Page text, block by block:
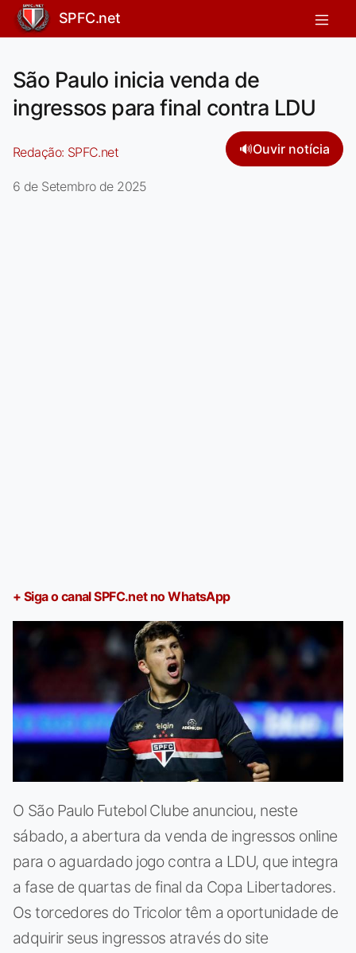
SPFC.net
São Paulo inicia venda de
ingressos para final contra LDU
Redação: SPFC.net 🔊Ouvir notícia
6 de Setembro de 2025
+ Siga o canal SPFC.net no WhatsApp
O São Paulo Futebol Clube anunciou, neste
sábado, a abertura da venda de ingressos online
para o aguardado jogo contra a LDU, que integra
a fase de quartas de final da Copa Libertadores.
Os torcedores do Tricolor têm a oportunidade de
adquirir seus ingressos através do site